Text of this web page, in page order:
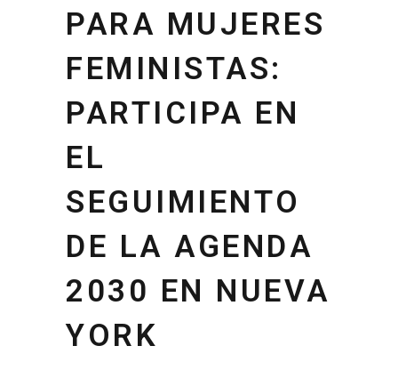
PARA MUJERES
FEMINISTAS:
PARTICIPA EN
EL
SEGUIMIENTO
DE LA AGENDA
2030 EN NUEVA
YORK